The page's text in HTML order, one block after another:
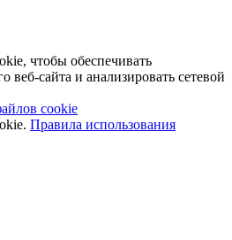
чтобы обеспечивать
веб-сайта и анализировать сетевой
cookie
Правила использования